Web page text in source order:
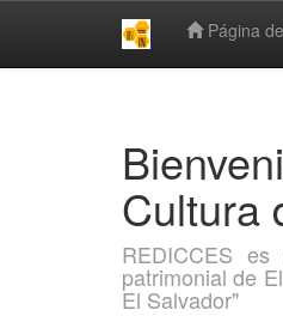
Página
Cultura
REDICCES
patrimonial de
El Salvador"